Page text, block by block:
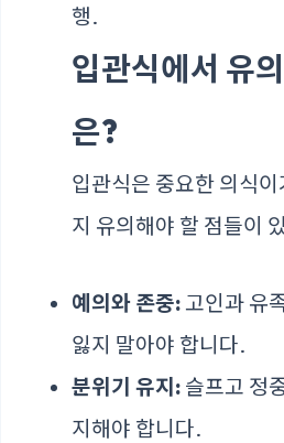
행.
입관식에서 유
은?
입관식은 중요한 의식
지 유의해야 할 점들이
예의와 존중: 고인과 유
잃지 말아야 합니다.
분위기 유지: 슬프고 정
지해야 합니다.